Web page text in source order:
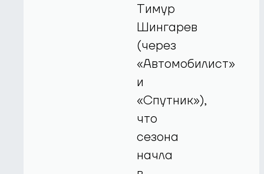
Тимур
Шингарев
(через
«Автомобилист»
и
«Спутник»),
что
сезона
начла